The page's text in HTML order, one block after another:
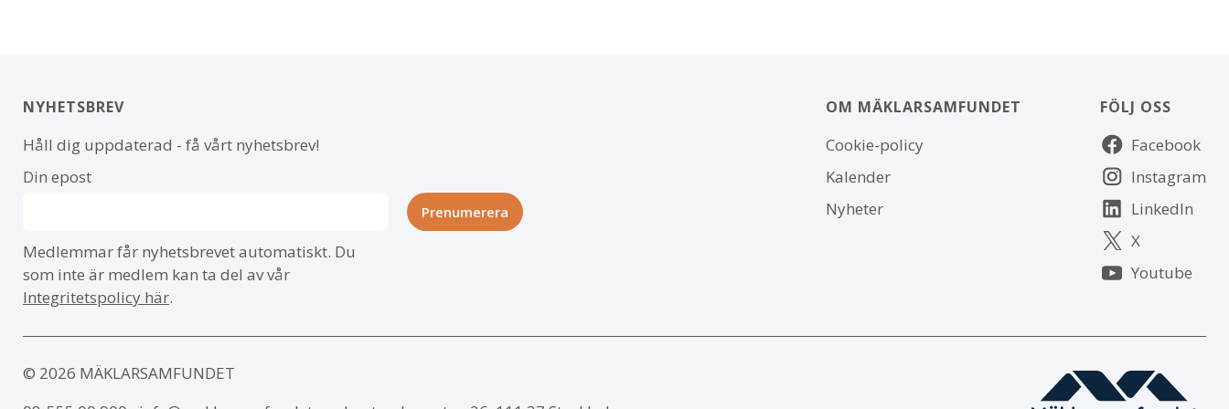
NYHETSBREV
Håll dig uppdaterad - få vårt nyhetsbrev!
Din epost
Medlemmar får nyhetsbrevet automatiskt. Du
som inte är medlem kan ta del av vår
Integritetspolicy här.
OM MÄKLARSAMFUNDET
Om
Cookie-policy
Kalender
Nyheter
FÖLJ OSS
Följ
oss
Facebook
Instagram
LinkedIn
X
Youtube
© 2026 MÄKLARSAMFUNDET